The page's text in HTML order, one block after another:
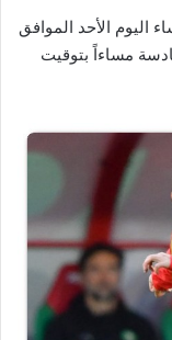
اليوم الأحد الموافق
مساءاً بتوقيت